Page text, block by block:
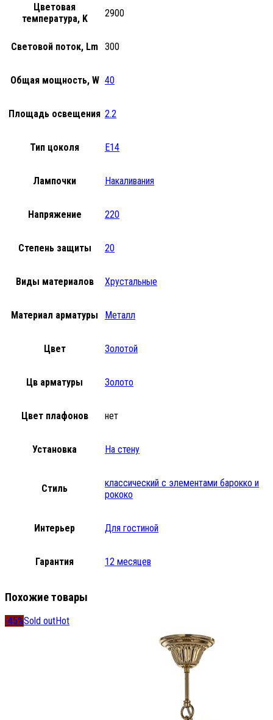
Цветовая
температура, K
2900
Световой поток, Lm 300
Общая мощность, W 40
Площадь освещения 2.2
Тип цоколя E14
Лампочки Накаливания
Напряжение 220
Степень защиты 20
Виды материалов Хрустальные
Материал арматуры Металл
Цвет Золотой
Цв арматуры Золото
Цвет плафонов нет
Установка На стену
Стиль
классический с элементами барокко и
рококо
Интерьер Для гостиной
Гарантия 12 месяцев
Похожие товары
-45%Sold outHot